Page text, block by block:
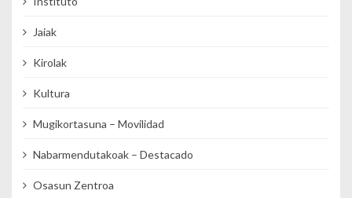
Jaiak
Kirolak
Kultura
Mugikortasuna – Movilidad
Nabarmendutakoak – Destacado
Osasun Zentroa